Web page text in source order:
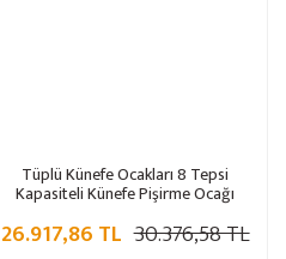
Tüplü Künefe Ocakları 8 Tepsi
Kapasiteli Künefe Pişirme Ocağı
26.917,86 TL 30.376,58 TL